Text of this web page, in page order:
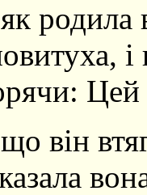
родила
він